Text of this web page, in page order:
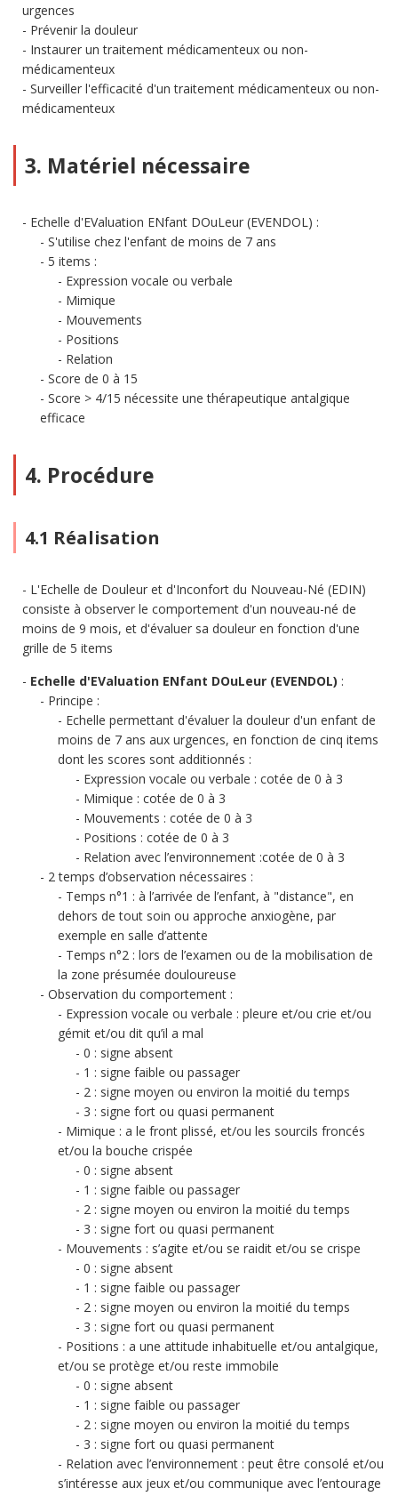
urgences
Prévenir la douleur
Instaurer un traitement médicamenteux ou non-
médicamenteux
Surveiller l'efficacité d'un traitement médicamenteux ou non-
médicamenteux
3. Matériel nécessaire
Echelle d'EValuation ENfant DOuLeur (EVENDOL) :
S'utilise chez l'enfant de moins de 7 ans
5 items :
Expression vocale ou verbale
Mimique
Mouvements
Positions
Relation
Score de 0 à 15
Score > 4/15 nécessite une thérapeutique antalgique
efficace
4. Procédure
4.1 Réalisation
L'Echelle de Douleur et d'Inconfort du Nouveau-Né (EDIN)
consiste à observer le comportement d'un nouveau-né de
moins de 9 mois, et d'évaluer sa douleur en fonction d'une
grille de 5 items
Echelle d'EValuation ENfant DOuLeur (EVENDOL) :
Principe :
Echelle permettant d'évaluer la douleur d'un enfant de
moins de 7 ans aux urgences, en fonction de cinq items
dont les scores sont additionnés :
Expression vocale ou verbale : cotée de 0 à 3
Mimique : cotée de 0 à 3
Mouvements : cotée de 0 à 3
Positions : cotée de 0 à 3
Relation avec l’environnement :cotée de 0 à 3
2 temps d’observation nécessaires :
Temps n°1 : à l’arrivée de l’enfant, à "distance", en
dehors de tout soin ou approche anxiogène, par
exemple en salle d’attente
Temps n°2 : lors de l’examen ou de la mobilisation de
la zone présumée douloureuse
Observation du comportement :
Expression vocale ou verbale : pleure et/ou crie et/ou
gémit et/ou dit qu’il a mal
0 : signe absent
1 : signe faible ou passager
2 : signe moyen ou environ la moitié du temps
3 : signe fort ou quasi permanent
Mimique : a le front plissé, et/ou les sourcils froncés
et/ou la bouche crispée
0 : signe absent
1 : signe faible ou passager
2 : signe moyen ou environ la moitié du temps
3 : signe fort ou quasi permanent
Mouvements : s’agite et/ou se raidit et/ou se crispe
0 : signe absent
1 : signe faible ou passager
2 : signe moyen ou environ la moitié du temps
3 : signe fort ou quasi permanent
Positions : a une attitude inhabituelle et/ou antalgique,
et/ou se protège et/ou reste immobile
0 : signe absent
1 : signe faible ou passager
2 : signe moyen ou environ la moitié du temps
3 : signe fort ou quasi permanent
Relation avec l’environnement : peut être consolé et/ou
s’intéresse aux jeux et/ou communique avec l’entourage